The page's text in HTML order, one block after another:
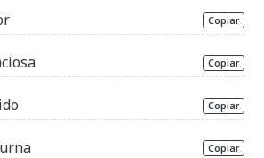
Copiar
Copiar
Copiar
Copiar